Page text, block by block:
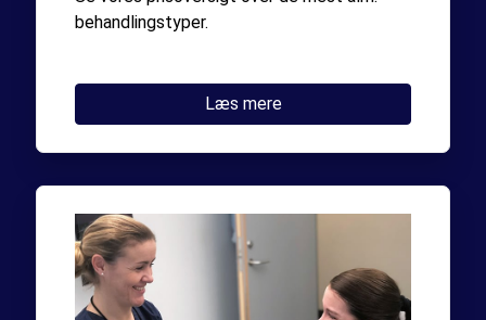
behandlingstyper.
Læs mere